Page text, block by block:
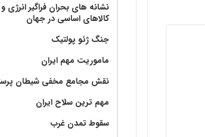
نشانه های بحران فراگیر انرژی
کالاهای اساسی در جهان
جنگ ژئو پولتیک
ماموریت مهم ایران
نقش مجامع مخفی شیطان
مهم ترین سلاح ایران
سقوط تمدن غرب